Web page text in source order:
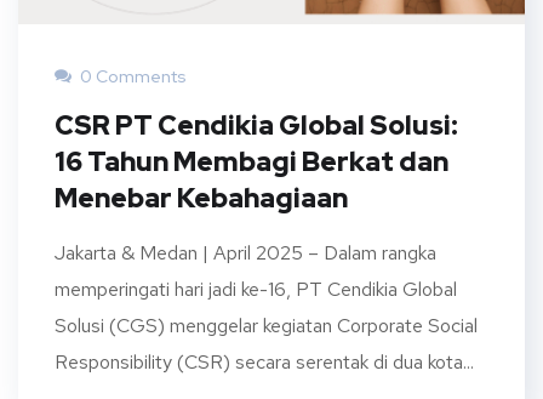
0 Comments
CSR PT Cendikia Global Solusi:
16 Tahun Membagi Berkat dan
Menebar Kebahagiaan
Jakarta & Medan | April 2025 – Dalam rangka
memperingati hari jadi ke-16, PT Cendikia Global
Solusi (CGS) menggelar kegiatan Corporate Social
Responsibility (CSR) secara serentak di dua kota...